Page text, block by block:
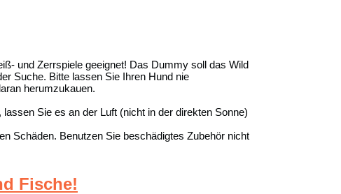
und Zerrspiele geeignet! Das Dummy soll das Wild
Suche. Bitte lassen Sie Ihren Hund nie
herumzukauen.
Sie es an der Luft (nicht in der direkten Sonne)
Schäden. Benutzen Sie beschädigtes Zubehör nicht
Fische!